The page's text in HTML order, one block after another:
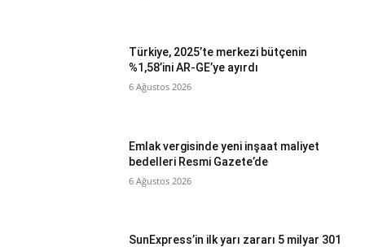
Türkiye, 2025’te merkezi bütçenin
%1,58’ini AR-GE’ye ayırdı
6 Ağustos 2026
Emlak vergisinde yeni inşaat maliyet
bedelleri Resmi Gazete’de
6 Ağustos 2026
SunExpress’in ilk yarı zararı 5 milyar 301